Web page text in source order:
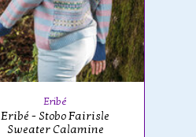
Eribé
Eribé - Stobo Fairisle
Sweater Calamine